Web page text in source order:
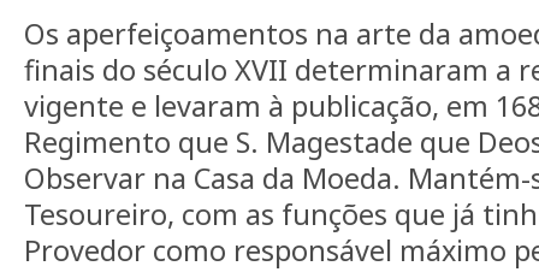
Os aperfeiçoamentos na arte da
finais do século XVII determinaram a
vigente e levaram à publicação, em
Regimento que S. Magestade que
Observar na Casa da Moeda.
Tesoureiro, com as funções que já
Provedor como responsável máximo